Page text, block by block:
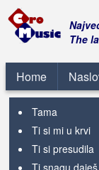
The
Home
Srna i vuk
Stranica
Sve ove
Svijet tvoje
Tama
Ti si mi u krvi
Ti si presudila
Ti snagu